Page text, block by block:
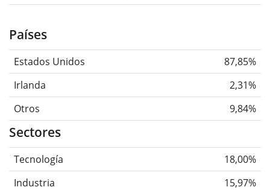
Países
Estados Unidos
87,85%
Irlanda
2,31%
Otros
9,84%
Sectores
Tecnología
18,00%
Industria
15,97%